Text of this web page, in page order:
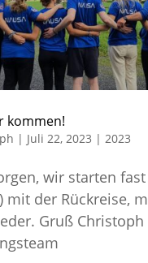
kommen!
| Juli 22, 2023 | 2023
wir starten
mit der Rückreise,
Gruß